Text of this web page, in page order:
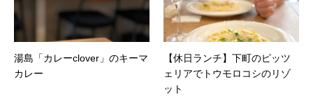
湯島「カレーclover」のキーマ
カレー
【休日ランチ】下町のピッツ
ェリアでトウモロコシのリゾ
ット